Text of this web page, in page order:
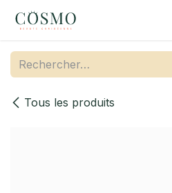
Se rendre au contenu
Tous les produits